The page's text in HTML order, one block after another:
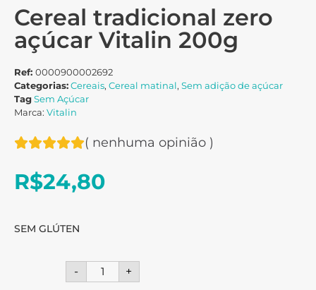
Cereal tradicional zero
açúcar Vitalin 200g
Ref: 0000900002692
Categorias:Cereais, Cereal matinal, Sem adição de açúcar
TagSem Açúcar
Marca: Vitalin
( nenhuma opinião )
R$24,80
SEM GLÚTEN
- +